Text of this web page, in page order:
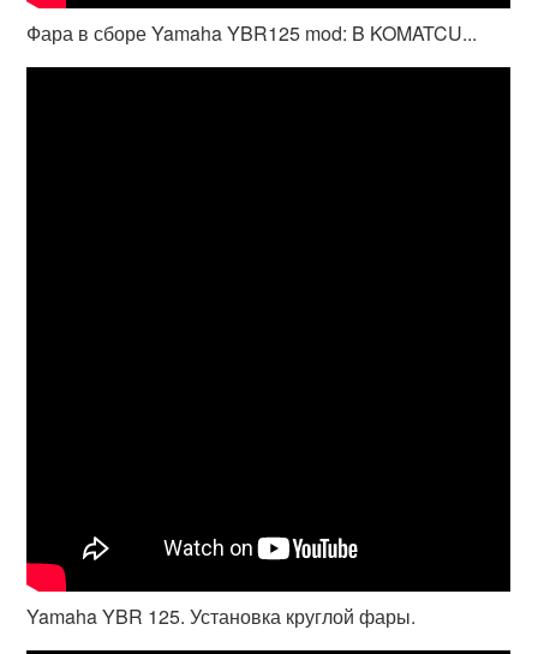
Фара в сборе Yamaha YBR125 mod: B KOMATCU...
Yamaha YBR 125. Установка круглой фары.